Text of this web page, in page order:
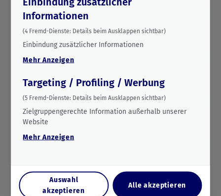
Wie funktioniert die Technologie?
Welche Endprodukte können entstehen?
Was passiert mit den Ergebnissen des
Projekts?
Wer ist am Projekt beteiligt?
Von wem wird das Projekt gefördert?
Informationen
(4 Fremd-Dienste: Details beim Ausklappen sichtbar)
Einbindung zusätzlicher Informationen
MehrAnzeigen
Targeting / Profiling / Werbung
(5 Fremd-Dienste: Details beim Ausklappen sichtbar)
Zielgruppengerechte Information außerhalb unserer
Website
MehrAnzeigen
Auswahl
akzeptieren
Alle akzeptieren